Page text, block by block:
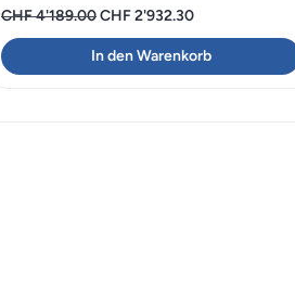
CHF4'189.00Ursprünglicher
Preis
war:
CHF2'932.30Aktueller
Preis
ist:
In den Warenkorb